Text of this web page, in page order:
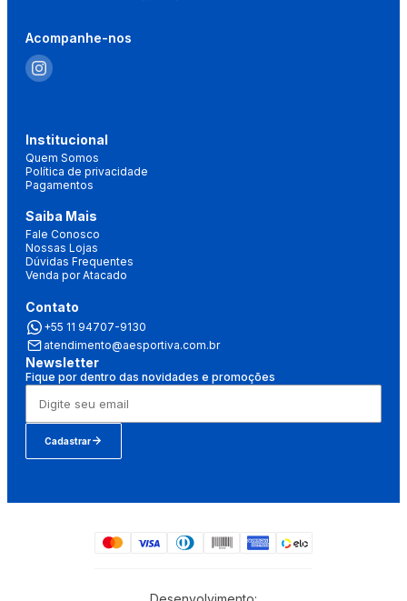
Acompanhe-nos
Institucional
Quem Somos
Política de privacidade
Pagamentos
Saiba Mais
Fale Conosco
Nossas Lojas
Dúvidas Frequentes
Venda por Atacado
Contato
+55 11 94707-9130
atendimento@aesportiva.com.br
Newsletter
Fique por dentro das novidades e promoções
Cadastrar